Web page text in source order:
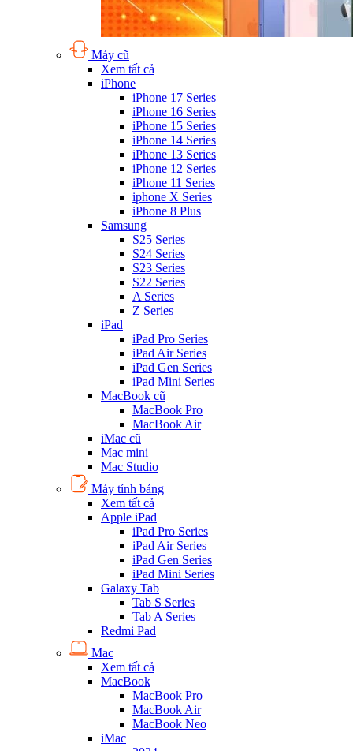
Máy cũ
Xem tất cả
iPhone
iPhone 17 Series
iPhone 16 Series
iPhone 15 Series
iPhone 14 Series
iPhone 13 Series
iPhone 12 Series
iPhone 11 Series
iphone X Series
iPhone 8 Plus
Samsung
S25 Series
S24 Series
S23 Series
S22 Series
A Series
Z Series
iPad
iPad Pro Series
iPad Air Series
iPad Gen Series
iPad Mini Series
MacBook cũ
MacBook Pro
MacBook Air
iMac cũ
Mac mini
Mac Studio
Máy tính bảng
Xem tất cả
Apple iPad
iPad Pro Series
iPad Air Series
iPad Gen Series
iPad Mini Series
Galaxy Tab
Tab S Series
Tab A Series
Redmi Pad
Mac
Xem tất cả
MacBook
MacBook Pro
MacBook Air
MacBook Neo
iMac